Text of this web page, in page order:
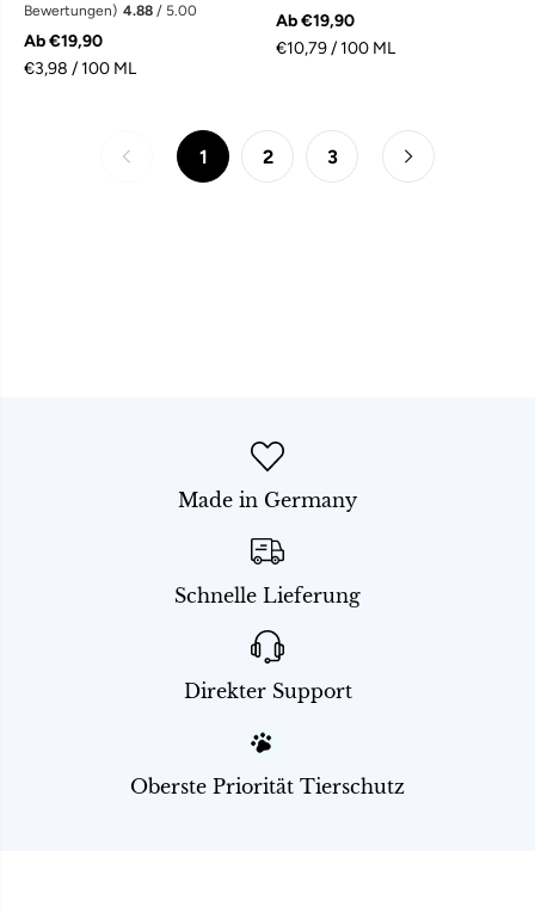
Bewertungen) 4.88 / 5.00
Ab €19,90
€3,98 / 100 ML
Ab €19,90
€10,79 / 100 ML
1 2 3
Made in Germany
Schnelle Lieferung
Direkter Support
Oberste Priorität Tierschutz